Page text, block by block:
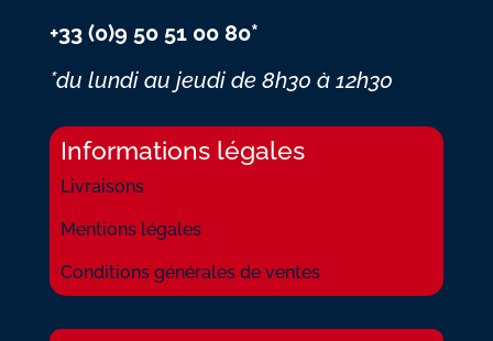
+33 (0)9 50 51 00 80*
*du lundi au jeudi de 8h30 à 12h30
Informations légales
Livraisons
Mentions légales
Conditions générales de ventes